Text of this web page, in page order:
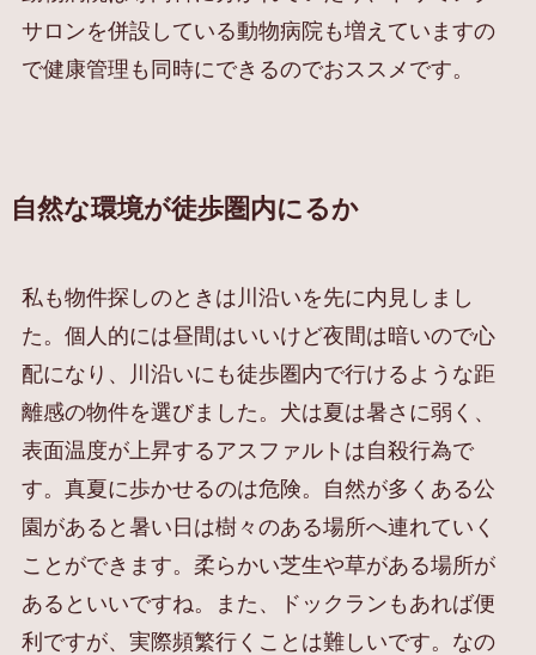
サロンを併設している動物病院も増えていますの
で健康管理も同時にできるのでおススメです。
自然な環境が徒歩圏内にるか
私も物件探しのときは川沿いを先に内見しまし
た。個人的には昼間はいいけど夜間は暗いので心
配になり、川沿いにも徒歩圏内で行けるような距
離感の物件を選びました。犬は夏は暑さに弱く、
表面温度が上昇するアスファルトは自殺行為で
す。真夏に歩かせるのは危険。自然が多くある公
園があると暑い日は樹々のある場所へ連れていく
ことができます。柔らかい芝生や草がある場所が
あるといいですね。また、ドックランもあれば便
利ですが、実際頻繁行くことは難しいです。なの